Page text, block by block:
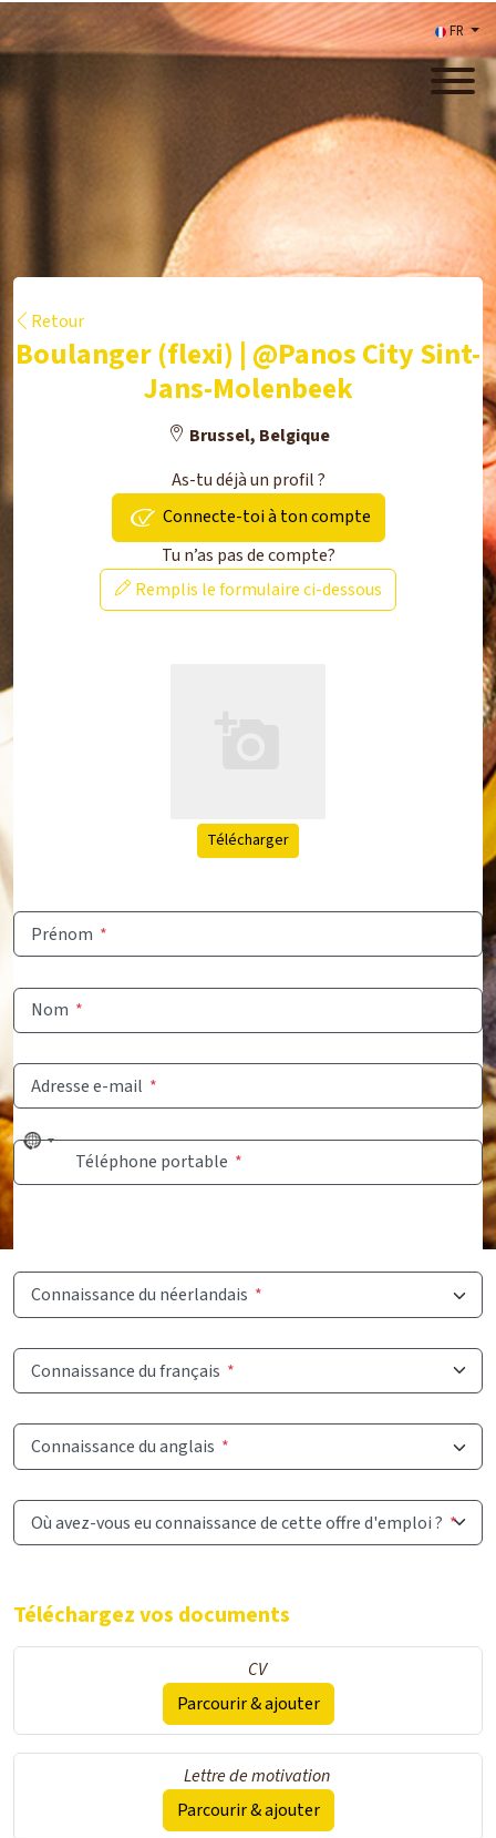
FR
Retour
Boulanger (flexi) | @Panos City Sint-
Jans-Molenbeek
Brussel, Belgique
As-tu déjà un profil ?
Connecte-toi à ton compte
Tu n’as pas de compte?
Remplis le formulaire ci-dessous
Télécharger
Prénom *
Nom *
Adresse e-mail *
No
countryTéléphone portable *
Connaissance du néerlandais *
Connaissance du français *
Connaissance du anglais *
Où avez-vous eu connaissance de cette offre d'emploi ? *
Téléchargez vos documents
CV
Parcourir & ajouter
Lettre de motivation
Parcourir & ajouter